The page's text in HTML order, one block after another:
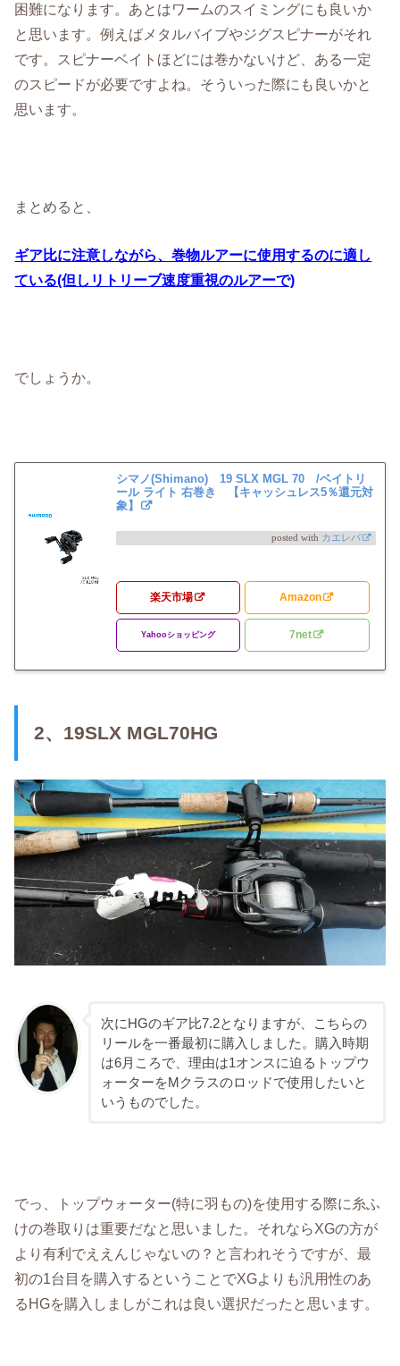
困難になります。あとはワームのスイミングにも良いか
と思います。例えばメタルバイブやジグスピナーがそれ
です。スピナーベイトほどには巻かないけど、ある一定
のスピードが必要ですよね。そういった際にも良いかと
思います。
まとめると、
ギア比に注意しながら、巻物ルアーに使用するのに適し
ている(但しリトリーブ速度重視のルアーで)
でしょうか。
シマノ(Shimano) 19 SLX MGL 70 /ベイトリ
ール ライト 右巻き 【キャッシュレス5％還元対
象】
posted with カエレバ
楽天市場 Amazon
Yahooショッピング 7net
2、19SLX MGL70HG
次にHGのギア比7.2となりますが、こちらの
リールを一番最初に購入しました。購入時期
は6月ころで、理由は1オンスに迫るトップウ
ォーターをMクラスのロッドで使用したいと
いうものでした。
でっ、トップウォーター(特に羽もの)を使用する際に糸ふ
けの巻取りは重要だなと思いました。それならXGの方が
より有利でええんじゃないの？と言われそうですが、最
初の1台目を購入するということでXGよりも汎用性のあ
るHGを購入しましがこれは良い選択だったと思います。